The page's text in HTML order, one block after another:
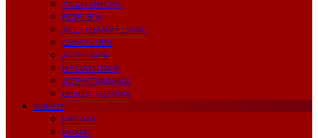
ACEH SINGKIL
BIREUEN
ACEH BARAT DAYA
GAYO LUES
ACEH JAYA
NAGAN RAYA
ACEH TAMIANG
BENER MERIAH
SUMUT
MEDAN
BINJAI